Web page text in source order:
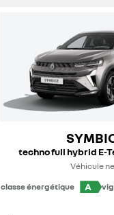
techno full hybrid E-
Véhicule
classe énergétique
A